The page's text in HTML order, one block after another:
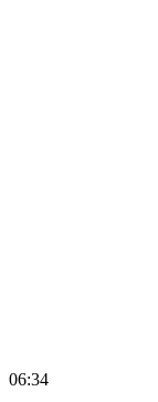
06:34